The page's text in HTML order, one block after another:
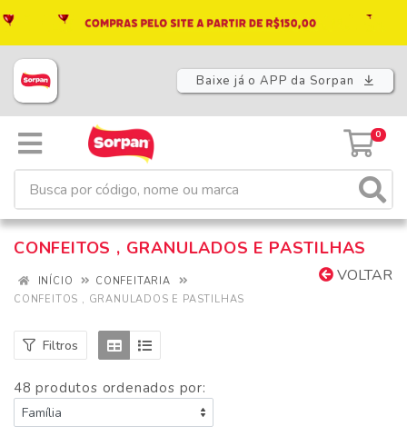
Baixe já o APP da Sorpan
0
CONFEITOS , GRANULADOS E PASTILHAS
VOLTAR
INÍCIO
CONFEITARIA
CONFEITOS , GRANULADOS E PASTILHAS
Filtros
48 produtos ordenados por: